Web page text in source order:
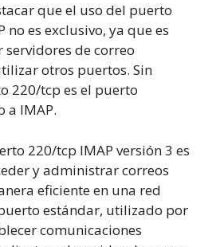
que el uso del puerto
no es exclusivo, ya que es
de correo
otros puertos. Sin
220/tcp es el puerto
a IMAP.
220/tcp IMAP versión 3 es
y administrar correos
eficiente en una red
estándar, utilizado por
comunicaciones